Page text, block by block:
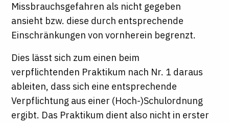
Missbrauchsgefahren als nicht gegeben
ansieht bzw. diese durch entsprechende
Einschränkungen von vornherein begrenzt.
Dies lässt sich zum einen beim
verpflichtenden Praktikum nach Nr. 1 daraus
ableiten, dass sich eine entsprechende
Verpflichtung aus einer (Hoch-)Schulordnung
ergibt. Das Praktikum dient also nicht in erster